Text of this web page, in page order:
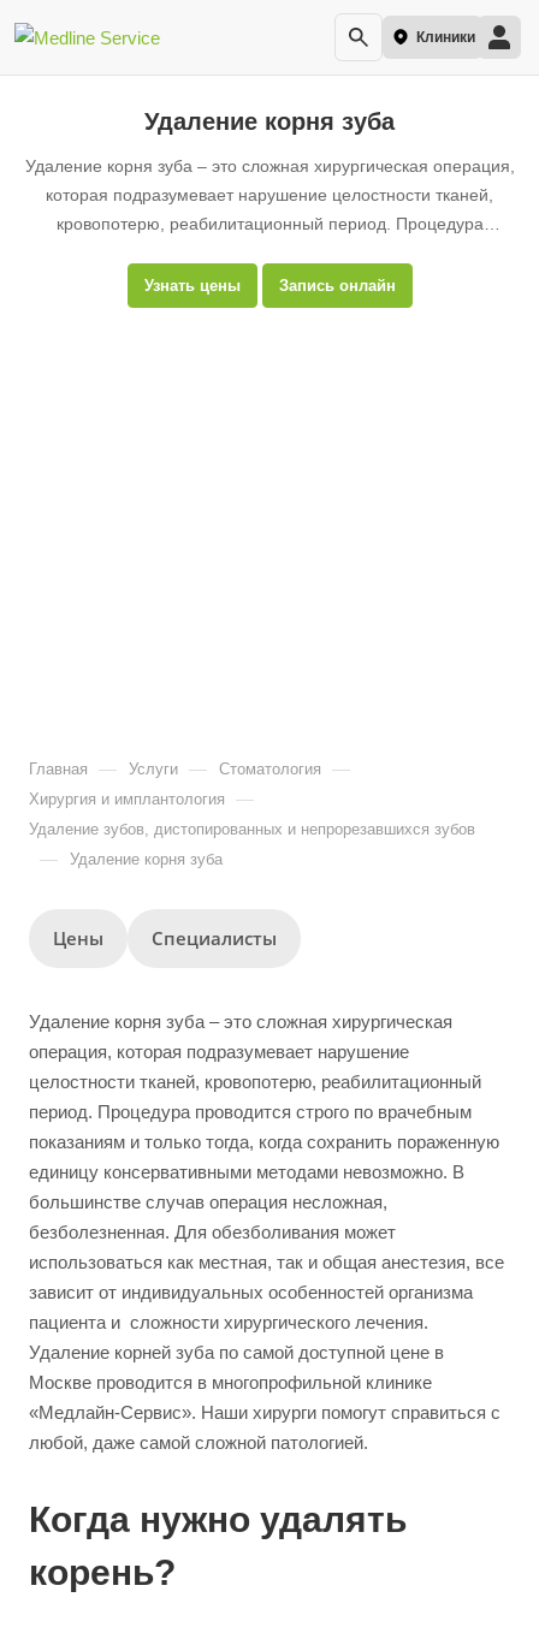
Клиники
Удаление корня зуба
Удаление корня зуба – это сложная хирургическая операция,
которая подразумевает нарушение целостности тканей,
кровопотерю, реабилитационный период. Процедура
когда сохранить пораженную единицу консервативными
методами невозможно.
Узнать цены Запись онлайн
Главная — Услуги — Стоматология —
Хирургия и имплантология —
Удаление зубов, дистопированных и непрорезавшихся зубов
— Удаление корня зуба
Цены Специалисты
Удаление корня зуба – это сложная хирургическая
операция, которая подразумевает нарушение
целостности тканей, кровопотерю, реабилитационный
период. Процедура проводится строго по врачебным
показаниям и только тогда, когда сохранить пораженную
единицу консервативными методами невозможно. В
большинстве случав операция несложная,
безболезненная. Для обезболивания может
использоваться как местная, так и общая анестезия, все
зависит от индивидуальных особенностей организма
пациента и сложности хирургического лечения.
Удаление корней зуба по самой доступной цене в
Москве проводится в многопрофильной клинике
«Медлайн-Сервис». Наши хирурги помогут справиться с
любой, даже самой сложной патологией.
Когда нужно удалять
корень?